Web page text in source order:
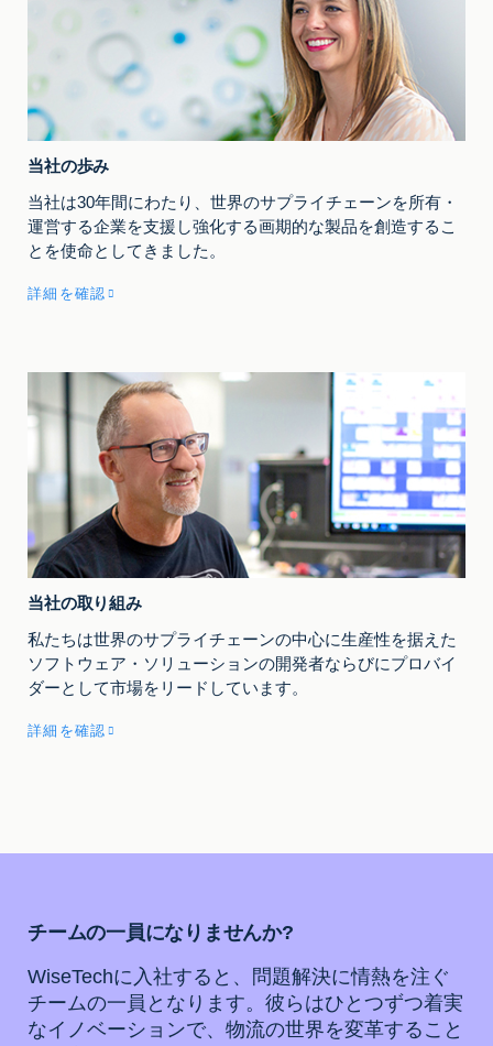
当社の歩み
当社は30年間にわたり、世界のサプライチェーンを所有・
運営する企業を支援し強化する画期的な製品を創造するこ
とを使命としてきました。
詳細を確認
当社の取り組み
私たちは世界のサプライチェーンの中心に生産性を据えた
ソフトウェア・ソリューションの開発者ならびにプロバイ
ダーとして市場をリードしています。
詳細を確認
チームの一員になりませんか?
WiseTechに入社すると、問題解決に情熱を注ぐ
チームの一員となります。彼らはひとつずつ着実
なイノベーションで、物流の世界を変革すること